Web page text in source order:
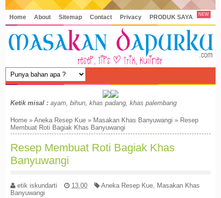
Home About Sitemap Contact Privacy PRODUK SAYA NEW
Ketik misal : ayam, bihun, khas padang, khas palembang
Home »Aneka Resep Kue » Masakan Khas Banyuwangi » Resep
Membuat Roti Bagiak Khas Banyuwangi
Resep Membuat Roti Bagiak Khas
Banyuwangi
etik iskundarti 13.00 Aneka Resep Kue Masakan Khas
Banyuwangi